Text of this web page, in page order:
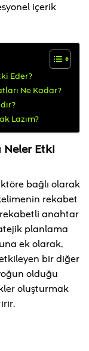
içerik
Eder?
Ne Kadar?
Lazım?
Neler Etki
bağlı olarak
rekabet
anahtar
planlama
ek olarak,
bir diğer
olduğu
oluşturmak